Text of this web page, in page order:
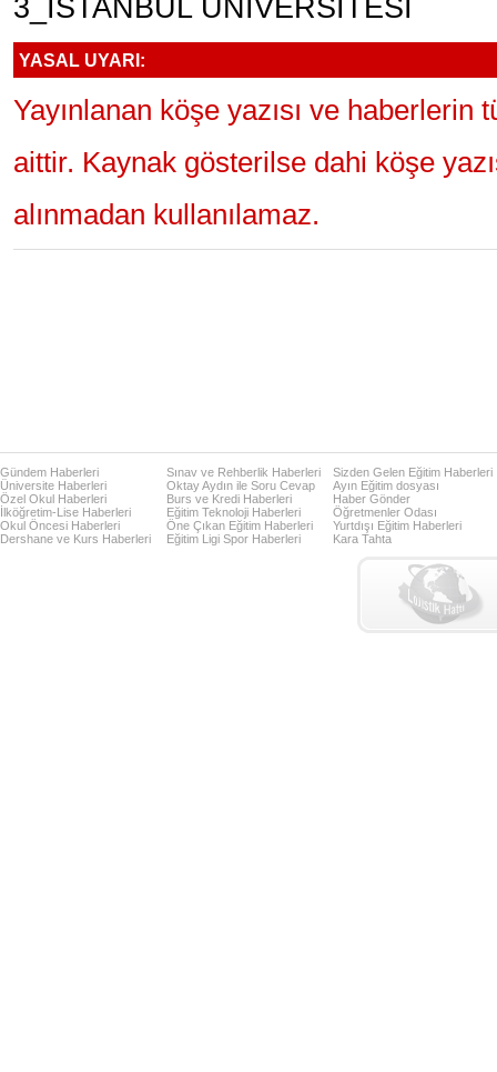
3_İSTANBUL
YASAL UYARI:
Yayınlanan köşe yazısı ve haberlerin
aittir. Kaynak gösterilse dahi köşe
alınmadan kullanılamaz.
Gündem Haberleri
Üniversite Haberleri
Özel Okul Haberleri
İlköğretim-Lise Haberleri
Okul Öncesi Haberleri
Dershane ve Kurs Haberleri
Sınav ve Rehberlik Haberleri
Oktay Aydın ile Soru Cevap
Burs ve Kredi Haberleri
Eğitim Teknoloji Haberleri
Öne Çıkan Eğitim Haberleri
Eğitim Ligi Spor Haberleri
Sizden Gelen Eğitim Haberleri
Ayın Eğitim dosyası
Haber Gönder
Öğretmenler Odası
Yurtdışı Eğitim Haberleri
Kara Tahta